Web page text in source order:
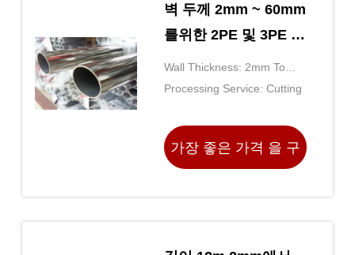
벽 두께 2mm ~ 60mm
를위한 2PE 및 3PE 코
팅을 가진 비연금 무縫
鋼 파이프
Wall Thickness: 2mm To
60mm
Processing Service: Cutting
가장 좋은 가격 을 구